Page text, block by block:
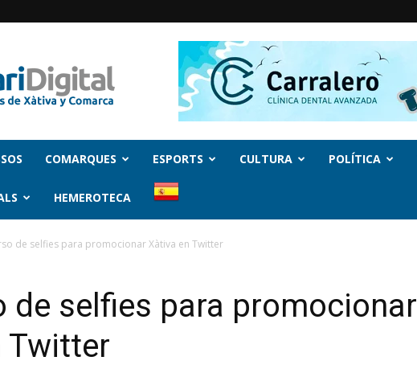
COMARQUES ESPORTS CULTURA POLÍTICA
HEMEROTECA
de selfies para promocionar Xàtiva en Twitter
de selfies para promocionar
Twitter